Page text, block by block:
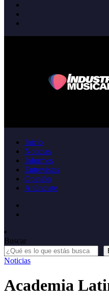
Inicio
Noticias
Informes
Entrevistas
Opinión
Anúnciate
Buscar
Noticias
Academia